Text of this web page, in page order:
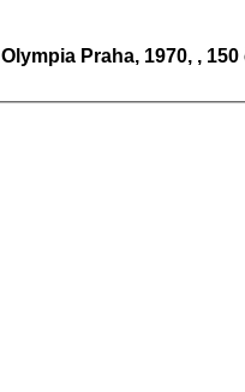
Olympia Praha, 1970, ,